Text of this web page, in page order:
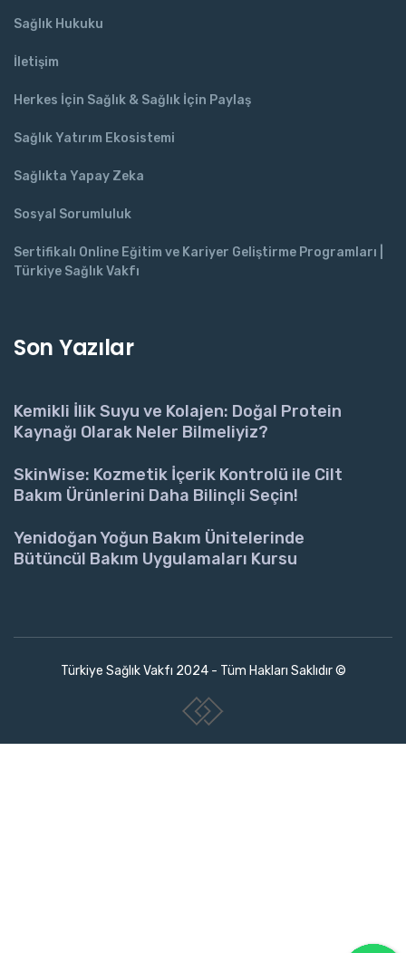
Sağlık Hukuku
İletişim
Herkes İçin Sağlık & Sağlık İçin Paylaş
Sağlık Yatırım Ekosistemi
Sağlıkta Yapay Zeka
Sosyal Sorumluluk
Sertifikalı Online Eğitim ve Kariyer Geliştirme Programları |
Türkiye Sağlık Vakfı
Son Yazılar
Kemikli İlik Suyu ve Kolajen: Doğal Protein
Kaynağı Olarak Neler Bilmeliyiz?
SkinWise: Kozmetik İçerik Kontrolü ile Cilt
Bakım Ürünlerini Daha Bilinçli Seçin!
Yenidoğan Yoğun Bakım Ünitelerinde
Bütüncül Bakım Uygulamaları Kursu
Türkiye Sağlık Vakfı 2024 - Tüm Hakları Saklıdır ©
www.collectivepeople.com.tr